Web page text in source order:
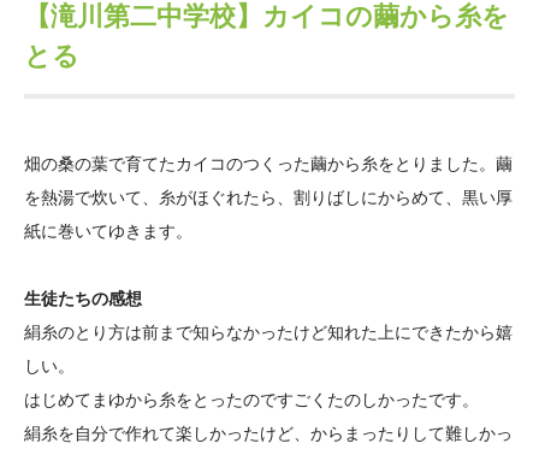
沿革 40年史デジタルブック
役員・評議員 公開情報
年報一覧
神戸賞 長期大型研究助成
大学院生奨学金
国際学生交流プログラ
ム
次世代理系人材育成プ
ログラム助成
その他情報
アクセス よくあるご質問
日本語 English マイページ
【滝川第二中学校】カイコの繭から糸を
とる
畑の桑の葉で育てたカイコのつくった繭から糸をとりました。繭
を熱湯で炊いて、糸がほぐれたら、割りばしにからめて、黒い厚
紙に巻いてゆきます。
生徒たちの感想
絹糸のとり方は前まで知らなかったけど知れた上にできたから嬉
しい。
はじめてまゆから糸をとったのですごくたのしかったです。
絹糸を自分で作れて楽しかったけど、からまったりして難しかっ